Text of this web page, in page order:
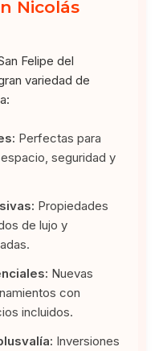
Nicolás
Felipe del
variedad de
Perfectas para
seguridad y
Propiedades
de lujo y
Nuevas
con
incluidos.
Inversiones